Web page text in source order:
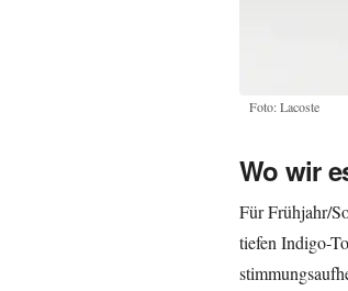
Foto: Lacoste
Wo wir
Für Frühjahr/
tiefen Indigo-